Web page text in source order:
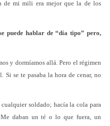
de mi mili era mejor que la de los
puede hablar de “día tipo” pero,
y dormíamos allá. Pero el régimen
Si se te pasaba la hora de cenar, no
soldado; hacía la cola para
Me daban un té o lo que fuera, un